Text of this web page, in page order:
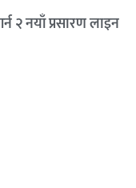
२ नयाँ प्रसारण लाइन